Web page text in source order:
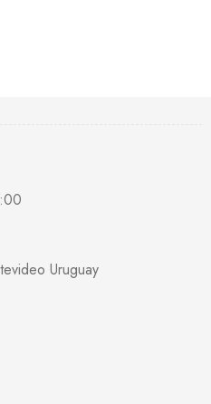
Uruguay